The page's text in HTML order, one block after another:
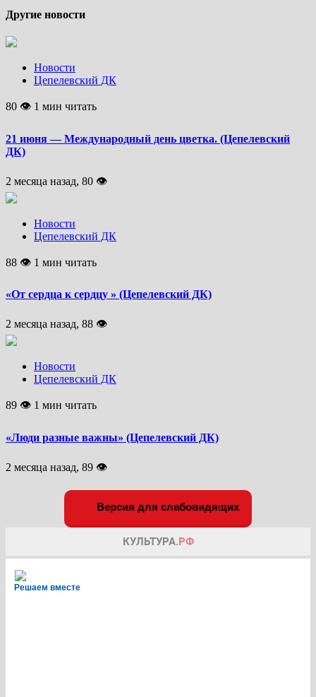
Другие новости
Новости
Цепелевский ДК
80 👁 1 мин читать
21 июня — Международный день цветка. (Цепелевский
ДК)
2 месяца назад, 80 👁
Новости
Цепелевский ДК
88 👁 1 мин читать
«От сердца к сердцу » (Цепелевский ДК)
2 месяца назад, 88 👁
Новости
Цепелевский ДК
89 👁 1 мин читать
«Люди разные важны» (Цепелевский ДК)
2 месяца назад, 89 👁
Версия для слабовидящих
Решаем вместе